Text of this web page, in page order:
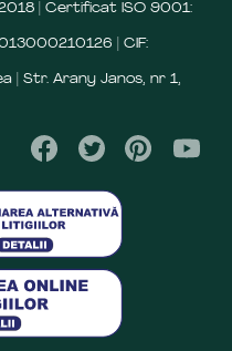
| Certificat ISO 9001:
| CIF:
| Str. Arany Janos, nr 1,